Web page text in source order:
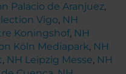
Palacio de Aranjuez,
Vigo, NH
Koningshof, NH
Köln Mediapark, NH
, NH Leipzig Messe, NH